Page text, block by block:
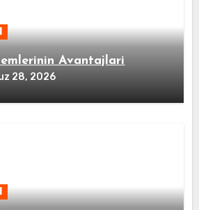
Avantajlari
28, 2026